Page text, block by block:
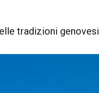
tradizioni genovesi